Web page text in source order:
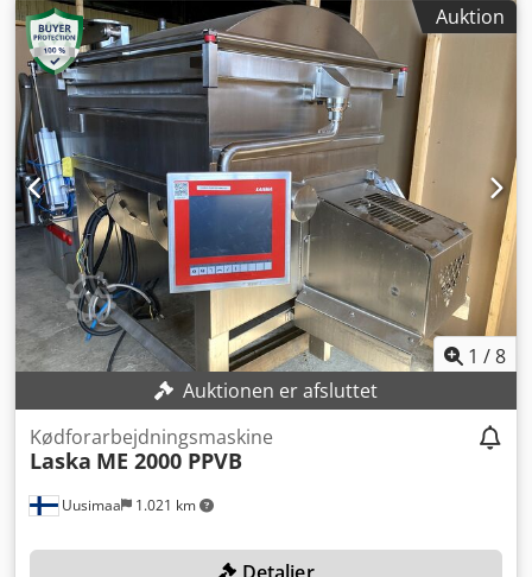
dækket af to hydraulisk opklappelige låg. To aksler med
blandevinger drives af en elmotor. To laterale udløb med
hydraulisk betjente hængslede låg. Inkluderer eltavle med
kraftmoduler og betjeningspanel. Desuden medfølger en
Laska løftesøjle til fyldning af materiale i rustfri beholdere.
Dedpfsm Amctox Aigjck
Auktion
1 /8
Auktionen er afsluttet
Uusimaa 1.021 km
Kødforarbejdningsmaskine
Laska ME 2000 PPVB
Detaljer